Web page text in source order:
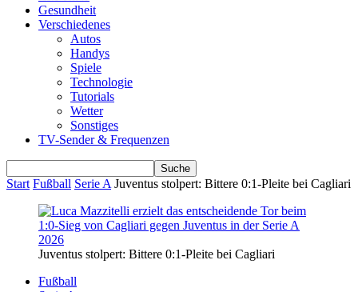
Gesundheit
Verschiedenes
Autos
Handys
Spiele
Technologie
Tutorials
Wetter
Sonstiges
TV-Sender & Frequenzen
Start Fußball Serie A Juventus stolpert: Bittere 0:1-Pleite bei Cagliari
Juventus stolpert: Bittere 0:1-Pleite bei Cagliari
Fußball